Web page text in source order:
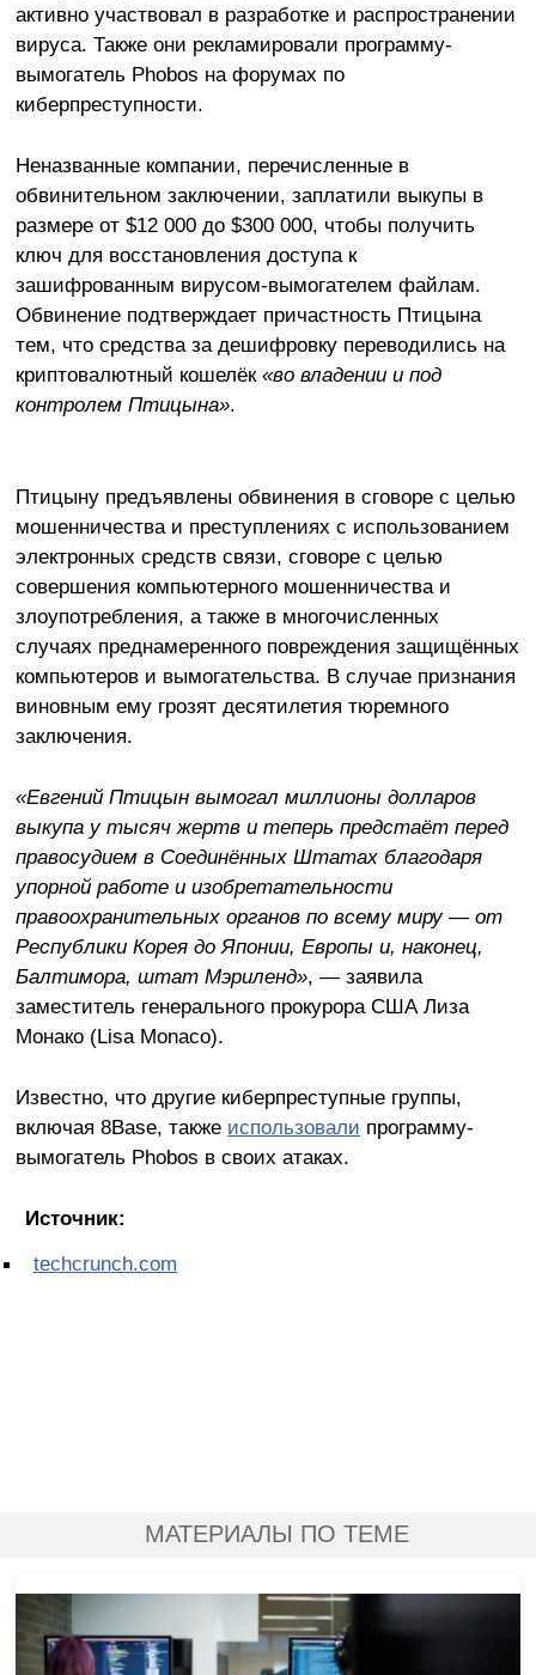
активно участвовал в разработке и распространении
вируса. Также они рекламировали программу-
вымогатель Phobos на форумах по
киберпреступности.
Неназванные компании, перечисленные в
обвинительном заключении, заплатили выкупы в
размере от $12 000 до $300 000, чтобы получить
ключ для восстановления доступа к
зашифрованным вирусом-вымогателем файлам.
Обвинение подтверждает причастность Птицына
тем, что средства за дешифровку переводились на
криптовалютный кошелёк «во владении и под
контролем Птицына».
Птицыну предъявлены обвинения в сговоре с целью
мошенничества и преступлениях с использованием
электронных средств связи, сговоре с целью
совершения компьютерного мошенничества и
злоупотребления, а также в многочисленных
случаях преднамеренного повреждения защищённых
компьютеров и вымогательства. В случае признания
виновным ему грозят десятилетия тюремного
заключения.
«Евгений Птицын вымогал миллионы долларов
выкупа у тысяч жертв и теперь предстаёт перед
правосудием в Соединённых Штатах благодаря
упорной работе и изобретательности
правоохранительных органов по всему миру — от
Республики Корея до Японии, Европы и, наконец,
Балтимора, штат Мэриленд», — заявила
заместитель генерального прокурора США Лиза
Монако (Lisa Monaco).
Известно, что другие киберпреступные группы,
включая 8Base, также использовали программу-
вымогатель Phobos в своих атаках.
Источник:
techcrunch.com
МАТЕРИАЛЫ ПО ТЕМЕ